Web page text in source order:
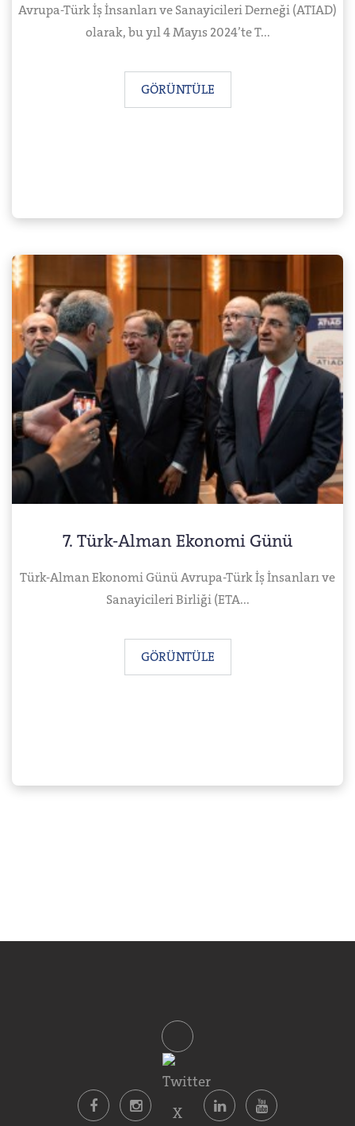
Avrupa-Türk İş İnsanları ve Sanayicileri Derneği (ATIAD)
olarak, bu yıl 4 Mayıs 2024’te T...
GÖRÜNTÜLE
7. Türk-Alman Ekonomi Günü
Türk-Alman Ekonomi Günü Avrupa-Türk İş İnsanları ve
Sanayicileri Birliği (ETA...
GÖRÜNTÜLE